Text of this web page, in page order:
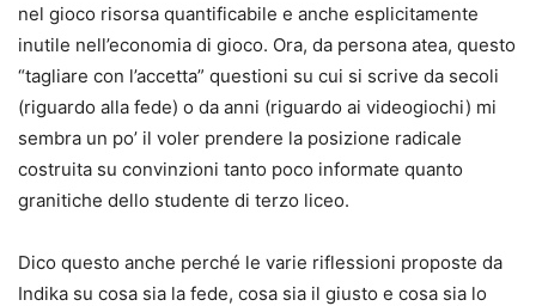
nel gioco risorsa quantificabile e anche esplicitamente
inutile nell’economia di gioco. Ora, da persona atea, questo
“tagliare con l’accetta” questioni su cui si scrive da secoli
(riguardo alla fede) o da anni (riguardo ai videogiochi) mi
sembra un po’ il voler prendere la posizione radicale
costruita su convinzioni tanto poco informate quanto
granitiche dello studente di terzo liceo.
Dico questo anche perché le varie riflessioni proposte da
Indika su cosa sia la fede, cosa sia il giusto e cosa sia lo